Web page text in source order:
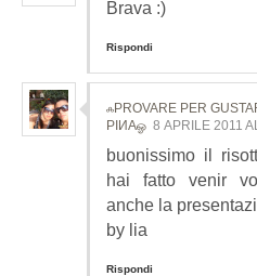
Brava :)
Rispondi
ஃPROVARE PER
ΡΙИΑஓ 8 APRILE 2011
buonissimo il
hai fatto venir
anche la
by lia
Rispondi